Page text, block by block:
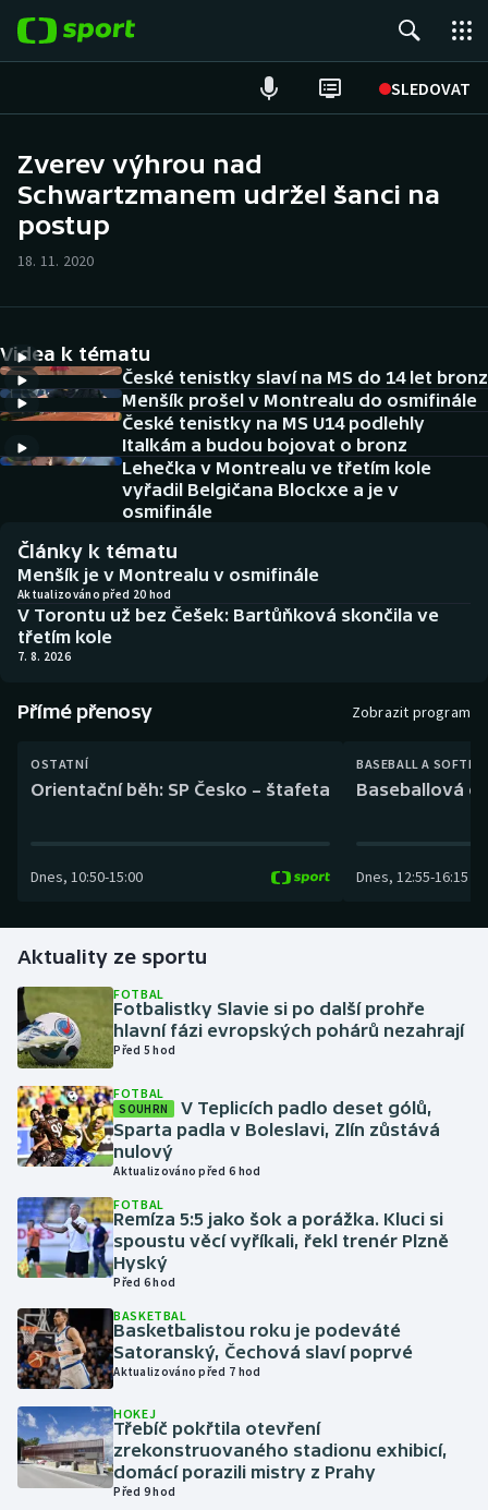
SLEDOVAT
Hokej
Cyklistika
DALŠÍ SPORTY
Americký fotbal
Baseball a softbal
Basketbal
Biatlon
Boby a skeleton
Box
Curling
Florbal
Futsal
Gymnastika
Jezdectví
Krasobruslení
Lyže a snowboard
Moderní pětiboj
Motorsport
Olympijské hry
NEPŘEHLÉDNĚTE
Historické návraty
Aplikace ČT sport
AZ kvíz
Zverev výhrou nad
Schwartzmanem udržel šanci na
postup
18. 11. 2020
Videa k tématu
České tenistky slaví na MS do 14 let bronz
Menšík prošel v Montrealu do osmifinále
České tenistky na MS U14 podlehly
Italkám a budou bojovat o bronz
Lehečka v Montrealu ve třetím kole
vyřadil Belgičana Blockxe a je v
osmifinále
Články k tématu
Menšík je v Montrealu v osmifinále
Aktualizováno před 20 hod
V Torontu už bez Češek: Bartůňková skončila ve
třetím kole
7. 8. 2026
Přímé přenosy Zobrazit program
OSTATNÍ
Orientační běh: SP Česko – štafeta
Dnes, 10:50-15:00
BASEBALL A
Baseballová
Dnes, 12:55-16:15
Aktuality ze sportu
FOTBAL
Fotbalistky Slavie si po další prohře
hlavní fázi evropských pohárů nezahrají
Před 5 hod
FOTBAL
SOUHRN
V Teplicích padlo deset gólů,
Sparta padla v Boleslavi, Zlín zůstává
nulový
Aktualizováno před 6 hod
FOTBAL
Remíza 5:5 jako šok a porážka. Kluci si
spoustu věcí vyříkali, řekl trenér Plzně
Hyský
Před 6 hod
BASKETBAL
Basketbalistou roku je podeváté
Satoranský, Čechová slaví poprvé
Aktualizováno před 7 hod
HOKEJ
Třebíč pokřtila otevření
zrekonstruovaného stadionu exhibicí,
domácí porazili mistry z Prahy
Před 9 hod